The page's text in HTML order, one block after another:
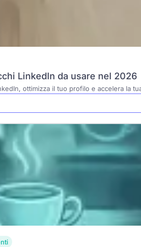
LinkedIn da usare nel 2026
ottimizza il tuo profilo e accelera la